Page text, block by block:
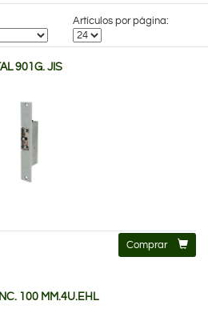
Artículos por página:
901G. JIS
Comprar
100 MM.4U.EHL